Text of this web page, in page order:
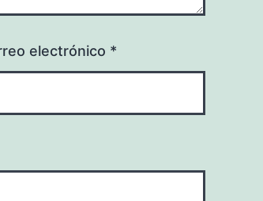
electrónico *